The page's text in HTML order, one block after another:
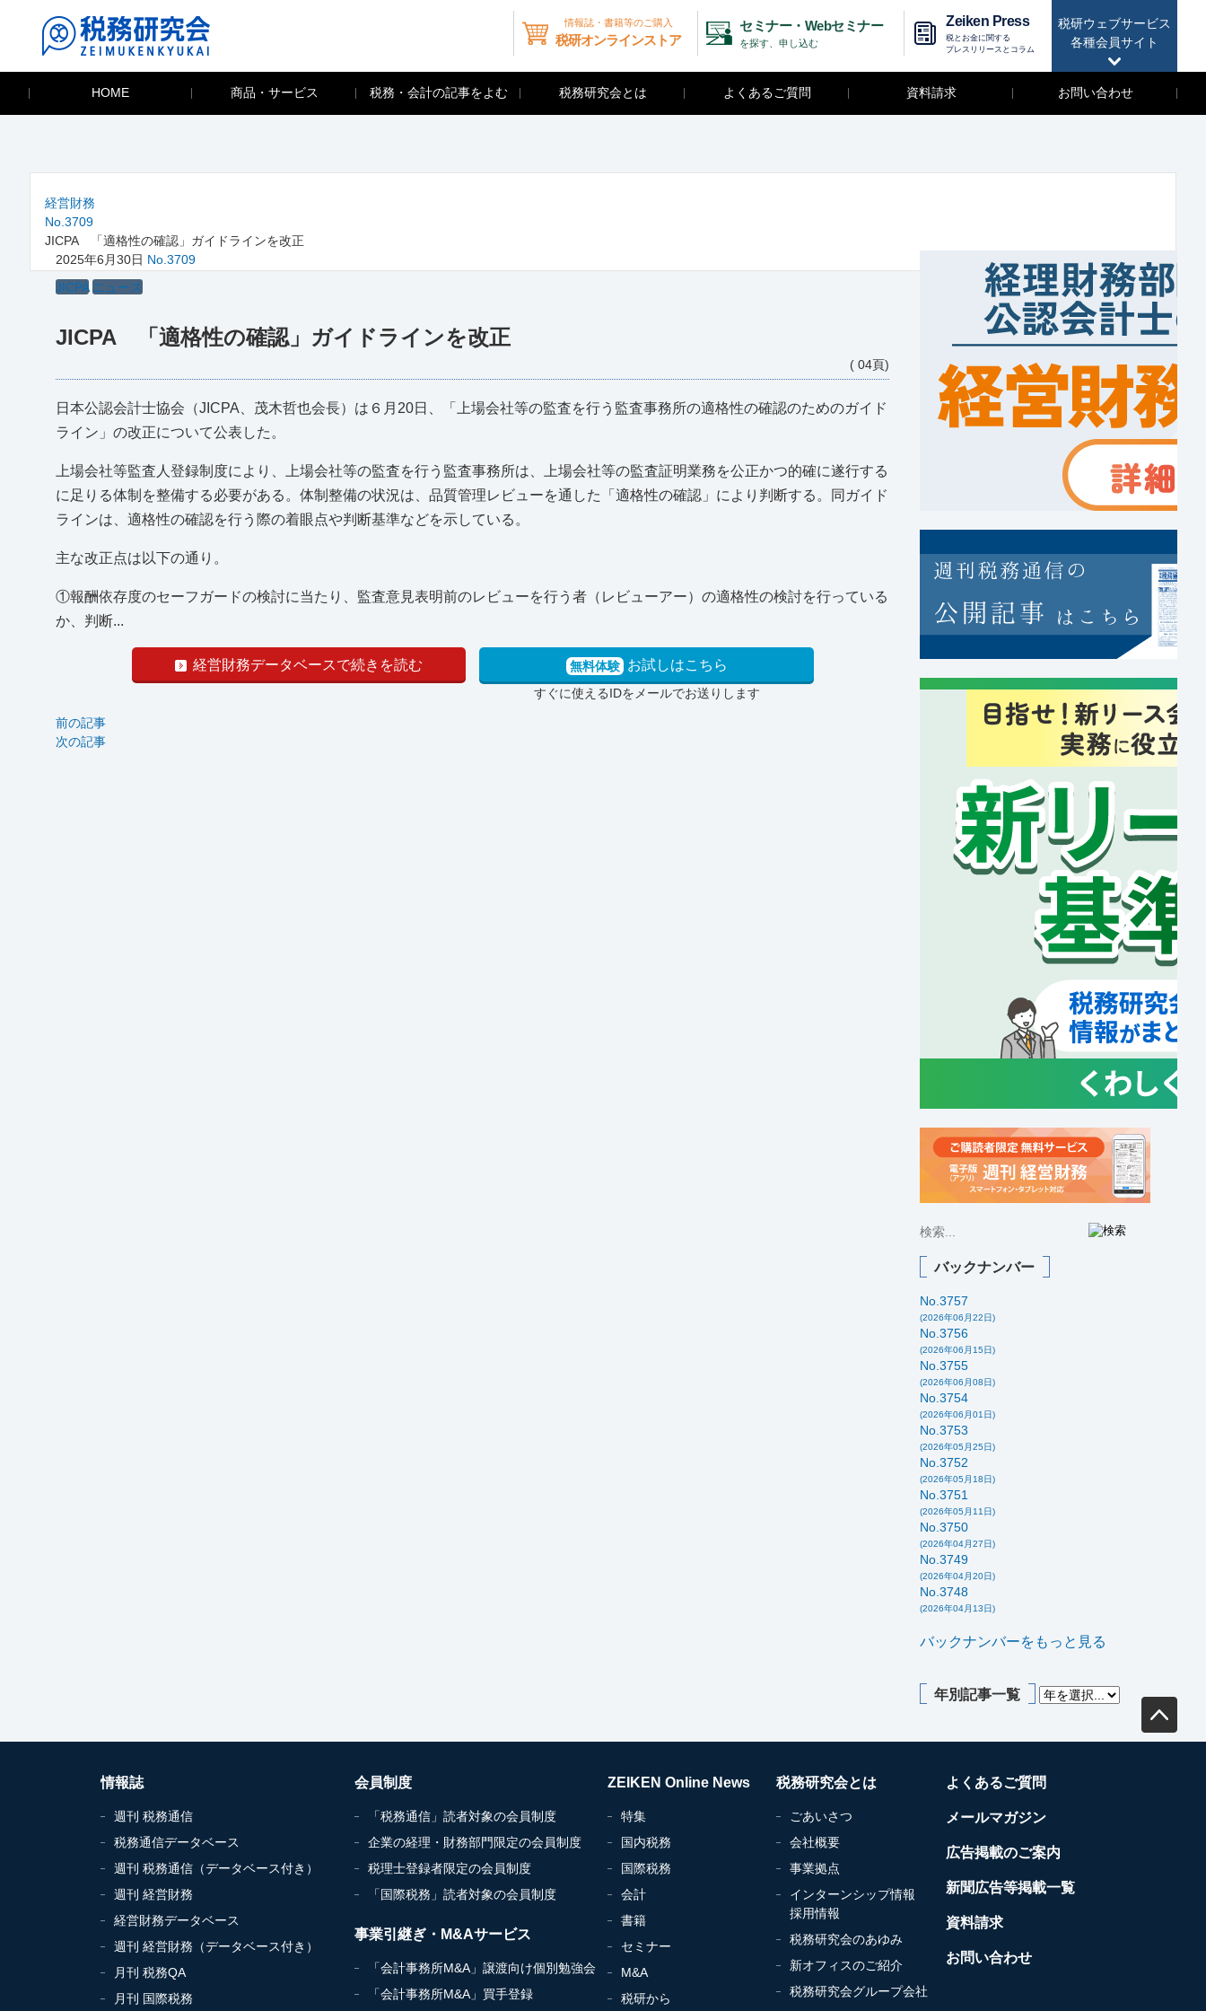
税研ウェブサービス
各種会員サイト
情報誌・書籍等のご購入
税研オンラインストア
セミナー・Webセミナー
を探す、申し込む
Zeiken Press
税とお金に関する
プレスリリースとコラム
HOME 商品・サービス 税務・会計の記事をよむ 税務研究会とは よくあるご質問 資料請求 お問い合わせ
経営財務
No.3709
JICPA 「適格性の確認」ガイドラインを改正
2025年6月30日 No.3709
JICPA ニュース
JICPA 「適格性の確認」ガイドラインを改正
( 04頁)
日本公認会計士協会（JICPA、茂木哲也会長）は６月20日、「上場会社等の監査を行う監査事務所の適格性の確認のためのガイド
ライン」の改正について公表した。
上場会社等監査人登録制度により、上場会社等の監査を行う監査事務所は、上場会社等の監査証明業務を公正かつ的確に遂行する
に足りる体制を整備する必要がある。体制整備の状況は、品質管理レビューを通した「適格性の確認」により判断する。同ガイド
ラインは、適格性の確認を行う際の着眼点や判断基準などを示している。
主な改正点は以下の通り。
①報酬依存度のセーフガードの検討に当たり、監査意見表明前のレビューを行う者（レビューアー）の適格性の検討を行っている
か、判断...
経営財務データベースで続きを読む 無料体験 お試しはこちら
すぐに使えるIDをメールでお送りします
前の記事
次の記事
バックナンバー
No.3757
(2026年06月22日)
No.3756
(2026年06月15日)
No.3755
(2026年06月08日)
No.3754
(2026年06月01日)
No.3753
(2026年05月25日)
No.3752
(2026年05月18日)
No.3751
(2026年05月11日)
No.3750
(2026年04月27日)
No.3749
(2026年04月20日)
No.3748
(2026年04月13日)
バックナンバーをもっと見る
年別記事一覧
情報誌
週刊 税務通信
税務通信データベース
週刊 税務通信（データベース付き）
週刊 経営財務
経営財務データベース
週刊 経営財務（データベース付き）
月刊 税務QA
月刊 国際税務
会員制度
「税務通信」読者対象の会員制度
企業の経理・財務部門限定の会員制度
税理士登録者限定の会員制度
「国際税務」読者対象の会員制度
事業引継ぎ・M&Aサービス
「会計事務所M&A」譲渡向け個別勉強会
「会計事務所M&A」買手登録
ZEIKEN Online News
特集
国内税務
国際税務
会計
書籍
セミナー
M&A
税研から
税務研究会とは
ごあいさつ
会社概要
事業拠点
インターンシップ情報
採用情報
税務研究会のあゆみ
新オフィスのご紹介
税務研究会グループ会社
よくあるご質問
メールマガジン
広告掲載のご案内
新聞広告等掲載一覧
資料請求
お問い合わせ